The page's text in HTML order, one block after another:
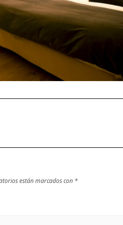
están marcados con *